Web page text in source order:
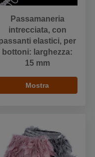
Passamaneria
intrecciata, con
elastici, per
bottoni: larghezza:
15 mm
Mostra